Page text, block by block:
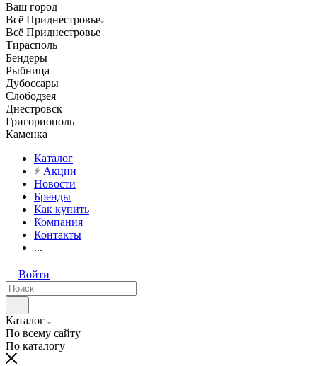
Ваш город
Всё Приднестровье
Всё Приднестровье
Тирасполь
Бендеры
Рыбница
Дубоссары
Слободзея
Днестровск
Григориополь
Каменка
Каталог
Акции
Новости
Бренды
Как купить
Компания
Контакты
...
Войти
Каталог
По всему сайту
По каталогу